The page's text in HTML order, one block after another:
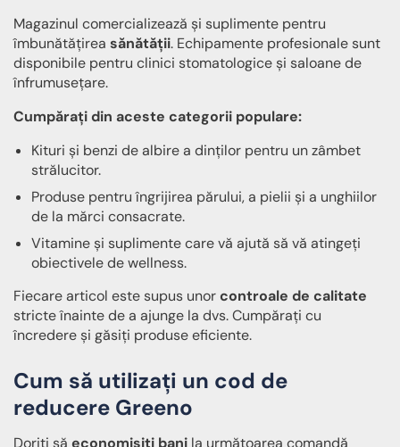
Magazinul comercializează și suplimente pentru
îmbunătățirea sănătății. Echipamente profesionale sunt
disponibile pentru clinici stomatologice și saloane de
înfrumusețare.
Cumpărați din aceste categorii populare:
Kituri și benzi de albire a dinților pentru un zâmbet
strălucitor.
Produse pentru îngrijirea părului, a pielii și a unghiilor
de la mărci consacrate.
Vitamine și suplimente care vă ajută să vă atingeți
obiectivele de wellness.
Fiecare articol este supus unorcontroale de calitate
stricte înainte de a ajunge la dvs. Cumpărați cu
încredere și găsiți produse eficiente.
Cum să utilizați un cod de
reducere Greeno
Doriți să economisiți bani la următoarea comandă